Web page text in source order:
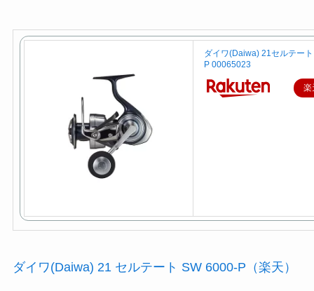
ダイワ(Daiwa) 21セルテー
P 00065023
楽
ダイワ(Daiwa) 21 セルテート SW 6000-P（楽天）